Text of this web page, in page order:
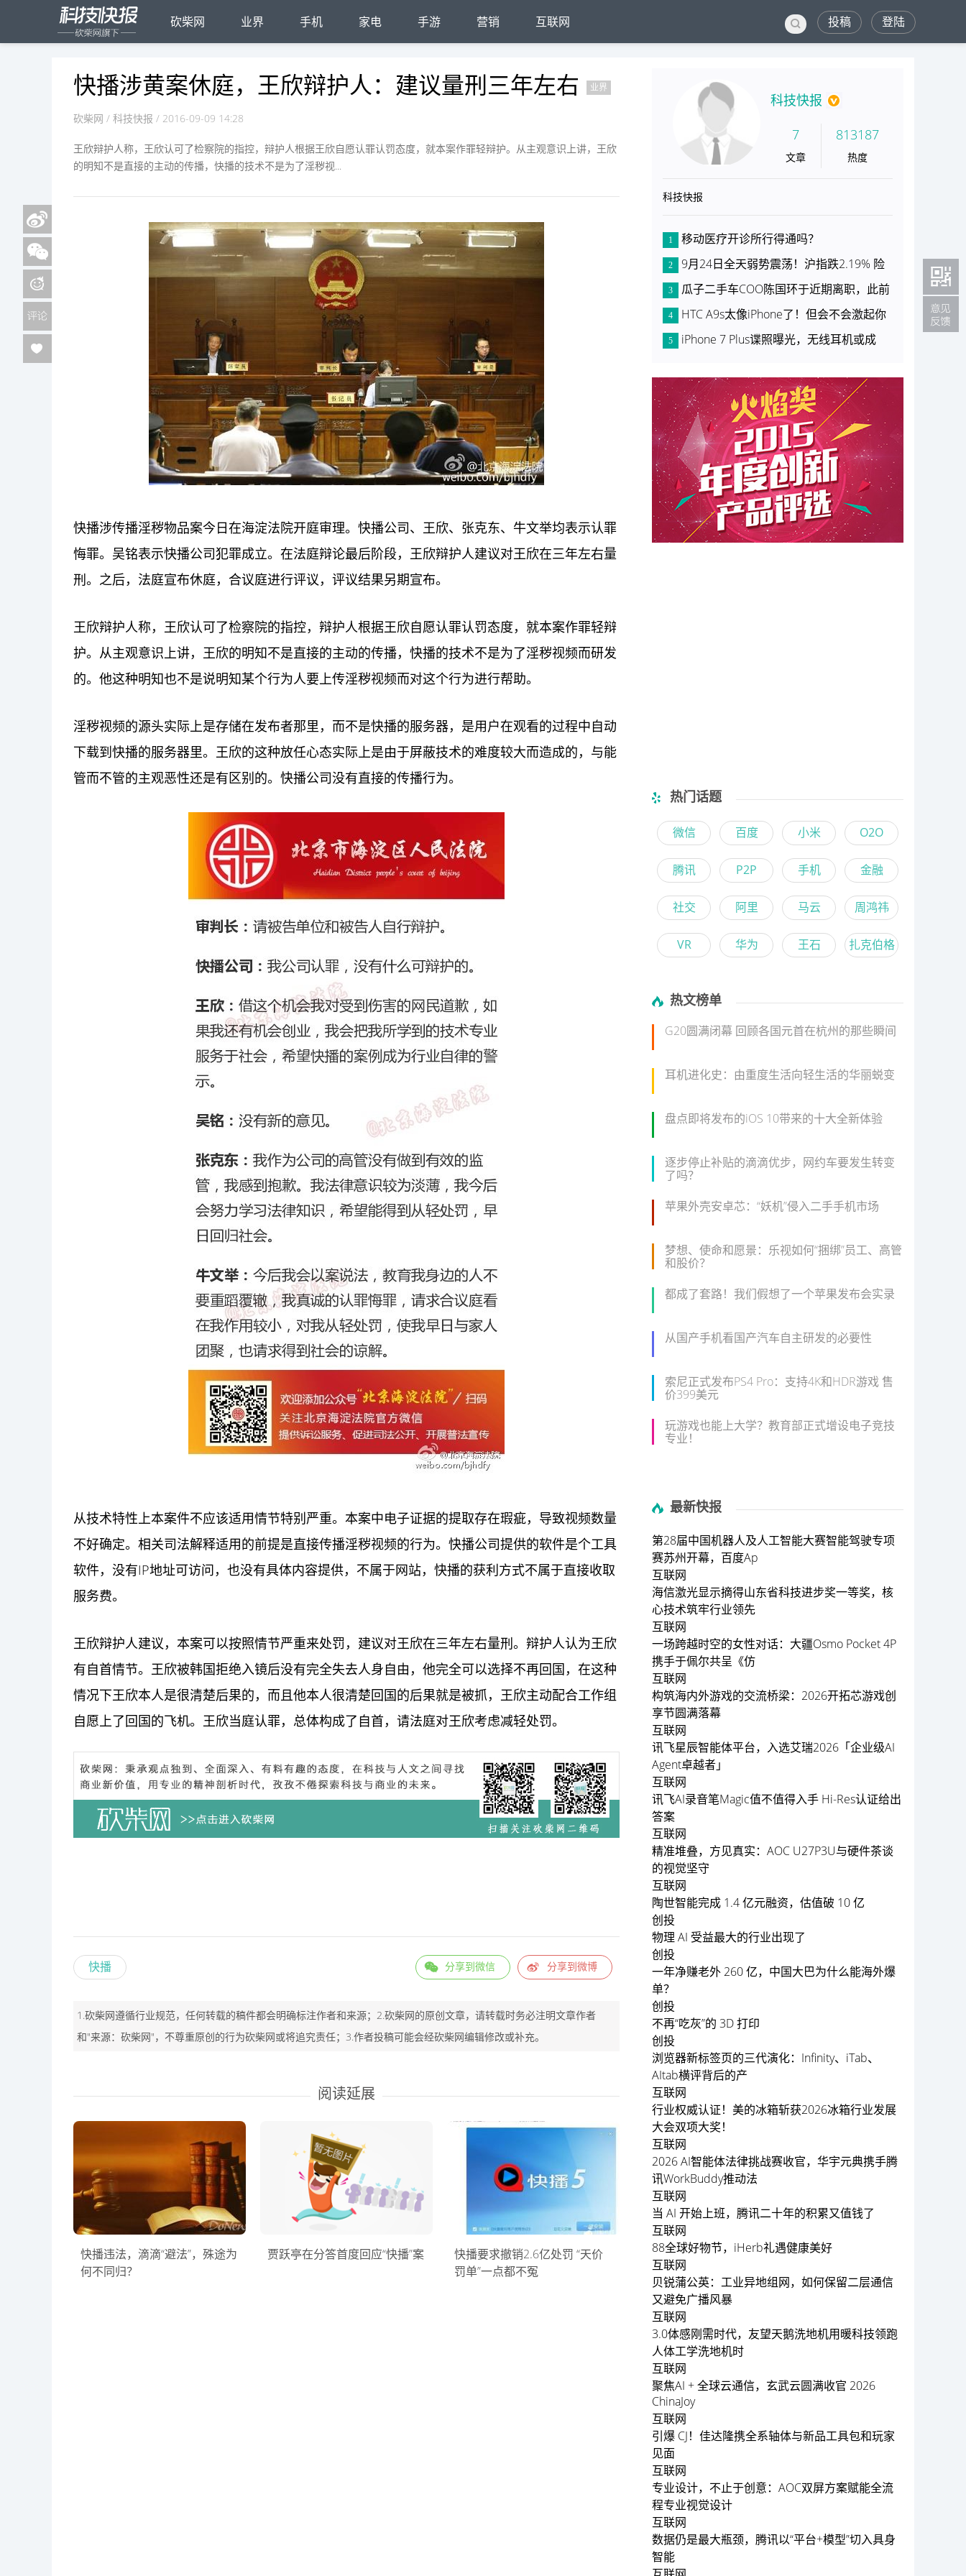
砍柴网 业界 手机 家电 手游 营销 互联网 登陆
投稿
快播涉黄案休庭，王欣辩护人：建议量刑三年左右 业界
砍柴网 / 科技快报 / 2016-09-09 14:28
王欣辩护人称，王欣认可了检察院的指控，辩护人根据王欣自愿认罪认罚态度，就本案作罪轻辩护。从主观意识上讲，王欣
的明知不是直接的主动的传播，快播的技术不是为了淫秽视...
快播涉传播淫秽物品案今日在海淀法院开庭审理。快播公司、王欣、张克东、牛文举均表示认罪
悔罪。吴铭表示快播公司犯罪成立。在法庭辩论最后阶段，王欣辩护人建议对王欣在三年左右量
刑。之后，法庭宣布休庭，合议庭进行评议，评议结果另期宣布。
王欣辩护人称，王欣认可了检察院的指控，辩护人根据王欣自愿认罪认罚态度，就本案作罪轻辩
护。从主观意识上讲，王欣的明知不是直接的主动的传播，快播的技术不是为了淫秽视频而研发
的。他这种明知也不是说明知某个行为人要上传淫秽视频而对这个行为进行帮助。
淫秽视频的源头实际上是存储在发布者那里，而不是快播的服务器，是用户在观看的过程中自动
下载到快播的服务器里。王欣的这种放任心态实际上是由于屏蔽技术的难度较大而造成的，与能
管而不管的主观恶性还是有区别的。快播公司没有直接的传播行为。
从技术特性上本案件不应该适用情节特别严重。本案中电子证据的提取存在瑕疵，导致视频数量
不好确定。相关司法解释适用的前提是直接传播淫秽视频的行为。快播公司提供的软件是个工具
软件，没有IP地址可访问，也没有具体内容提供，不属于网站，快播的获利方式不属于直接收取
服务费。
王欣辩护人建议，本案可以按照情节严重来处罚，建议对王欣在三年左右量刑。辩护人认为王欣
有自首情节。王欣被韩国拒绝入镜后没有完全失去人身自由，他完全可以选择不再回国，在这种
情况下王欣本人是很清楚后果的，而且他本人很清楚回国的后果就是被抓，王欣主动配合工作组
自愿上了回国的飞机。王欣当庭认罪，总体构成了自首，请法庭对王欣考虑减轻处罚。
快播 分享到微博
分享到微信
1.砍柴网遵循行业规范，任何转载的稿件都会明确标注作者和来源；2.砍柴网的原创文章，请转载时务必注明文章作者
和"来源：砍柴网"，不尊重原创的行为砍柴网或将追究责任；3.作者投稿可能会经砍柴网编辑修改或补充。
阅读延展
快播违法，滴滴“避法”，殊途为
何不同归？
贾跃亭在分答首度回应“快播”案
快播要求撤销2.6亿处罚 “天价
罚单”一点都不冤
科技快报
7
文章
813187
热度
科技快报
1 移动医疗开诊所行得通吗？
2 9月24日全天弱势震荡！沪指跌2.19% 险
3 瓜子二手车COO陈国环于近期离职，此前
4 HTC A9s太像iPhone了！但会不会激起你
5 iPhone 7 Plus谍照曝光，无线耳机或成
热门话题
微信 百度 小米 O2O
腾讯 P2P 手机 金融
社交 阿里 马云 周鸿祎
VR 华为 王石 扎克伯格
热文榜单
G20圆满闭幕 回顾各国元首在杭州的那些瞬间
耳机进化史：由重度生活向轻生活的华丽蜕变
盘点即将发布的iOS 10带来的十大全新体验
逐步停止补贴的滴滴优步，网约车要发生转变
了吗？
苹果外壳安卓芯：“妖机”侵入二手手机市场
梦想、使命和愿景：乐视如何“捆绑”员工、高管
和股价？
都成了套路！我们假想了一个苹果发布会实录
从国产手机看国产汽车自主研发的必要性
索尼正式发布PS4 Pro：支持4K和HDR游戏 售
价399美元
玩游戏也能上大学？教育部正式增设电子竞技
专业！
最新快报
第28届中国机器人及人工智能大赛智能驾驶专项
赛苏州开幕，百度Ap
互联网
海信激光显示摘得山东省科技进步奖一等奖，核
心技术筑牢行业领先
互联网
一场跨越时空的女性对话：大疆Osmo Pocket 4P
携手于佩尔共呈《仿
互联网
构筑海内外游戏的交流桥梁：2026开拓芯游戏创
享节圆满落幕
互联网
讯飞星辰智能体平台，入选艾瑞2026「企业级AI
Agent卓越者」
互联网
讯飞AI录音笔Magic值不值得入手 Hi-Res认证给出
答案
互联网
精准堆叠，方见真实：AOC U27P3U与硬件茶谈
的视觉坚守
互联网
陶世智能完成 1.4 亿元融资，估值破 10 亿
创投
物理 AI 受益最大的行业出现了
创投
一年净赚老外 260 亿，中国大巴为什么能海外爆
单？
创投
不再“吃灰”的 3D 打印
创投
浏览器新标签页的三代演化：Infinity、iTab、
AItab横评背后的产
互联网
行业权威认证！美的冰箱斩获2026冰箱行业发展
大会双项大奖！
互联网
2026 AI智能体法律挑战赛收官，华宇元典携手腾
讯WorkBuddy推动法
互联网
当 AI 开始上班，腾讯二十年的积累又值钱了
互联网
88全球好物节，iHerb礼遇健康美好
互联网
贝锐蒲公英：工业异地组网，如何保留二层通信
又避免广播风暴
互联网
3.0体感刚需时代，友望天鹅洗地机用暖科技领跑
人体工学洗地机时
互联网
聚焦AI + 全球云通信，玄武云圆满收官 2026
ChinaJoy
互联网
引爆 CJ！佳达隆携全系轴体与新品工具包和玩家
见面
互联网
专业设计，不止于创意：AOC双屏方案赋能全流
程专业视觉设计
互联网
数据仍是最大瓶颈，腾讯以“平台+模型”切入具身
智能